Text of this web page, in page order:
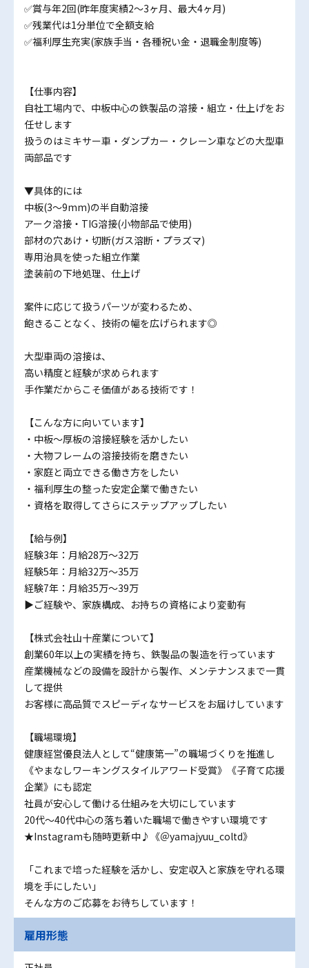
✅賞与年2回(昨年度実績2～3ヶ月、最大4ヶ月)
✅残業代は1分単位で全額支給
✅福利厚生充実(家族手当・各種祝い金・退職金制度等)
【仕事内容】
自社工場内で、中板中心の鉄製品の溶接・組立・仕上げをお
任せします
扱うのはミキサー車・ダンプカー・クレーン車などの大型車
両部品です
▼具体的には
中板(3〜9mm)の半自動溶接
アーク溶接・TIG溶接(小物部品で使用)
部材の穴あけ・切断(ガス溶断・プラズマ)
専用治具を使った組立作業
塗装前の下地処理、仕上げ
案件に応じて扱うパーツが変わるため、
飽きることなく、技術の幅を広げられます◎
大型車両の溶接は、
高い精度と経験が求められます
手作業だからこそ価値がある技術です！
【こんな方に向いています】
・中板〜厚板の溶接経験を活かしたい
・大物フレームの溶接技術を磨きたい
・家庭と両立できる働き方をしたい
・福利厚生の整った安定企業で働きたい
・資格を取得してさらにステップアップしたい
【給与例】
経験3年：月給28万～32万
経験5年：月給32万～35万
経験7年：月給35万～39万
▶ご経験や、家族構成、お持ちの資格により変動有
【株式会社山十産業について】
創業60年以上の実績を持ち、鉄製品の製造を行っています
産業機械などの設備を設計から製作、メンテナンスまで一貫
して提供
お客様に高品質でスピーディなサービスをお届けしています
【職場環境】
健康経営優良法人として“健康第一”の職場づくりを推進し
《やまなしワーキングスタイルアワード受賞》《子育て応援
企業》にも認定
社員が安心して働ける仕組みを大切にしています
20代～40代中心の落ち着いた職場で働きやすい環境です
★Instagramも随時更新中♪《＠yamajyuu_coltd》
「これまで培った経験を活かし、安定収入と家族を守れる環
境を手にしたい」
そんな方のご応募をお待ちしています！
雇用形態